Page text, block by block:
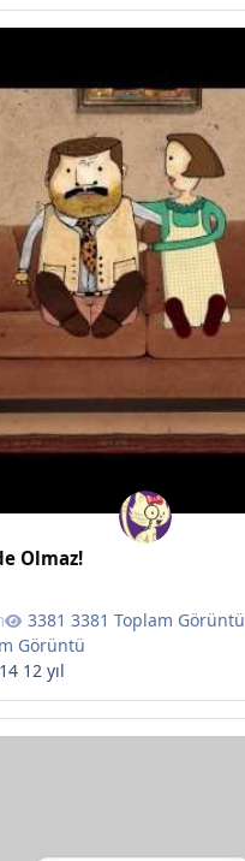
Olmaz!
3381 Toplam Görüntü
Görüntü
12 yıl